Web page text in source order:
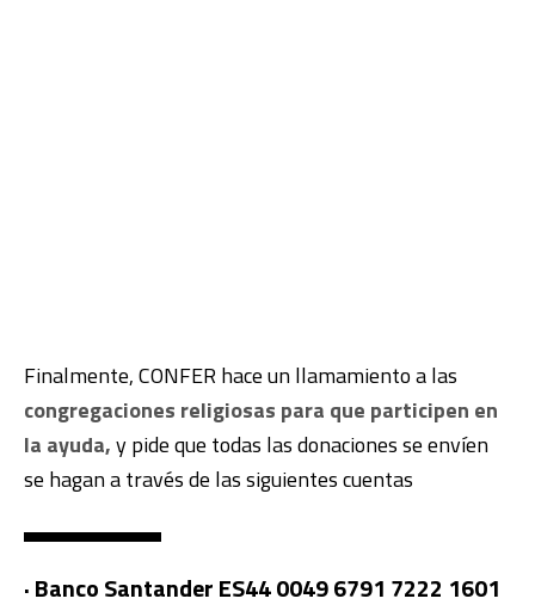
Finalmente, CONFER hace un llamamiento a las
congregaciones religiosas para que participen en
la ayuda,y pide que todas las donaciones se envíen
se hagan a través de las siguientes cuentas
· Banco Santander ES44 0049 6791 7222 1601